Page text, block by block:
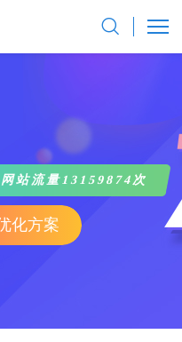
站流量13159874次
化方案